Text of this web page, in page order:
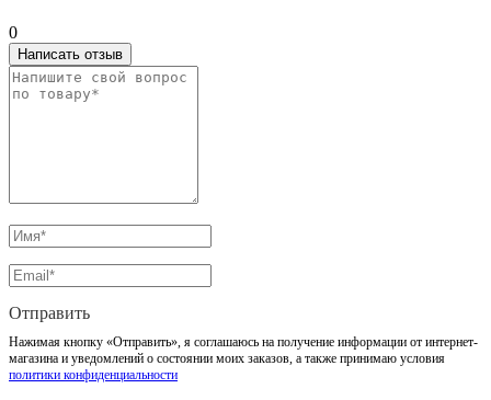
0
Написать отзыв
Отправить
Нажимая кнопку «Отправить», я соглашаюсь на получение информации от интернет-
магазина и уведомлений о состоянии моих заказов, а также принимаю условия
политики конфиденциальности